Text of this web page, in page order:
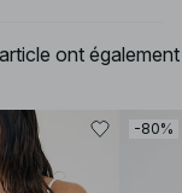
ont également
-80%